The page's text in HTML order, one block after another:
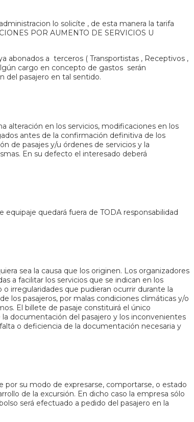
lo solicíte , de esta manera la tarifa
POR AUMENTO DE SERVICIOS U
abonados a terceros ( Transportistas , Receptivos ,
cargo en concepto de gastos serán
del pasajero en tal sentido.
alteración en los servicios, modificaciones en los
antes de la confirmación definitiva de los
de pasajes y/u órdenes de servicios y la
En su defecto el interesado deberá
quedará fuera de TODA responsabilidad
sea la causa que los originen. Los organizadores
a facilitar los servicios que se indican en los
irregularidades que pudieran ocurrir durante la
los pasajeros, por malas condiciones climáticas y/o
El billete de pasaje constituirá el único
documentación del pasajero y los inconvenientes
o deficiencia de la documentación necesaria y
por su modo de expresarse, comportarse, o estado
de la excursión. En dicho caso la empresa sólo
será efectuado a pedido del pasajero en la